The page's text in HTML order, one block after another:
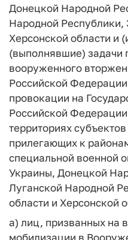
Донецкой Народной
Народной Республики,
Херсонской области и
(выполнявшие) задачи
вооруженного
Российской
провокации на
Российской
территориях
прилегающих к
специальной военной
Украины, Донецкой
Луганской Народной
области и Херсонской
а) лиц, призванных на
мобилизации в